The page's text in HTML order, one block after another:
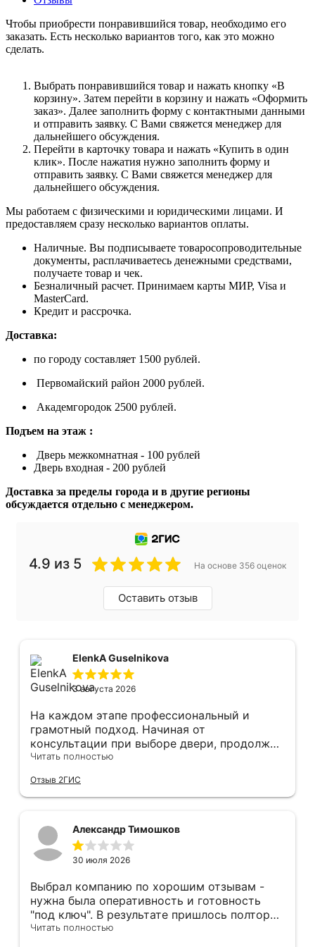
Чтобы приобрести понравившийся товар, необходимо его
заказать. Есть несколько вариантов того, как это можно
сделать.
Выбрать понравившийся товар и нажать кнопку «В
корзину». Затем перейти в корзину и нажать «Оформить
заказ». Далее заполнить форму с контактными данными
и отправить заявку. С Вами свяжется менеджер для
дальнейшего обсуждения.
Перейти в карточку товара и нажать «Купить в один
клик». После нажатия нужно заполнить форму и
отправить заявку. С Вами свяжется менеджер для
дальнейшего обсуждения.
Мы работаем с физическими и юридическими лицами. И
предоставляем сразу несколько вариантов оплаты.
Наличные. Вы подписываете товаросопроводительные
документы, расплачиваетесь денежными средствами,
получаете товар и чек.
Безналичный расчет. Принимаем карты МИР, Visa и
MasterCard.
Кредит и рассрочка.
Доставка:
по городу составляет 1500 рублей.
Первомайский район 2000 рублей.
Академгородок 2500 рублей.
Подъем на этаж :
Дверь межкомнатная - 100 рублей
Дверь входная - 200 рублей
Доставка за пределы города и в другие регионы
обсуждается отдельно с менеджером.
4.9 из 5 На основе 356 оценок
Оставить отзыв
ElenkA Guselnikova
3 августа 2026
На каждом этапе профессиональный и
грамотный подход. Начиная от
консультации при выборе двери, продолжая
оперативным замером, завершая быстрой и
оформление двери - отдельное спасибо!
Рекомендуем и планируем в дальнейшем, по
Читать полностью
Отзыв 2ГИС
Александр Тимошков
30 июля 2026
Выбрал компанию по хорошим отзывам -
нужна была оперативность и готовность
"под ключ". В результате пришлось полтора
часа потратить на уборку подъезда, так как
Читать полностью